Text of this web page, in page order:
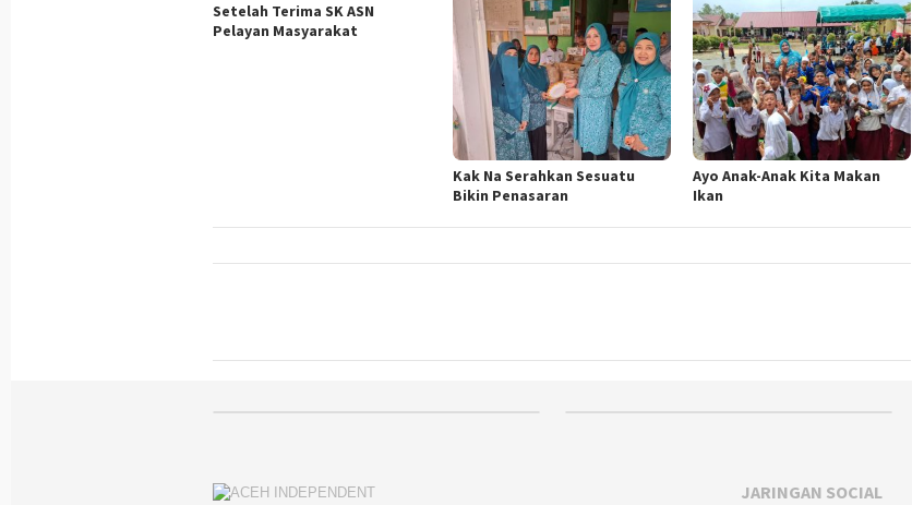
Setelah Terima SK ASN
Pelayan Masyarakat
Kak Na Serahkan Sesuatu
Bikin Penasaran
Ayo Anak-Anak Kita Makan
Ikan
JARINGAN SOCIAL